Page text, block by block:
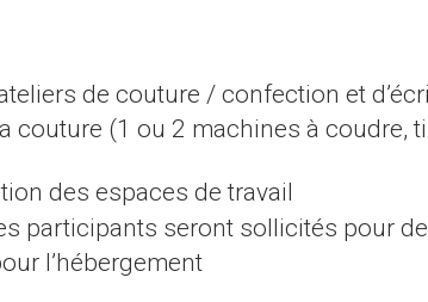
de couture / confection et
couture (1 ou 2 machines à coudre,
des espaces de travail
participants seront sollicités pour
l’hébergement